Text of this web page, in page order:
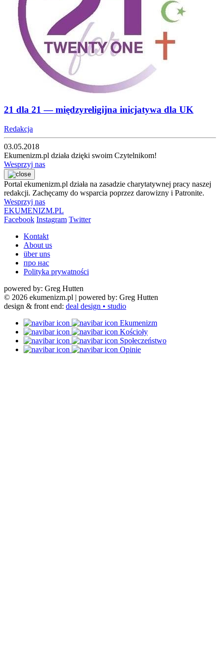
21 dla 21 — międzyreligijna inicjatywa dla UK
Redakcja
03.05.2018
Ekumenizm.pl działa dzięki swoim Czytelnikom!
Wesprzyj nas
Portal ekumenizm.pl działa na zasadzie charytatywnej pracy naszej
redakcji. Zachęcamy do wsparcia poprzez darowizny i Patronite.
Wesprzyj nas
EKUMENIZM.PL
Facebook Instagram Twitter
Kontakt
About us
über uns
про нас
Polityka prywatności
powered by: Greg Hutten
© 2026 ekumenizm.pl | powered by: Greg Hutten
design & front end: deal design • studio
Ekumenizm
Kościoły
Społeczeństwo
Opinie